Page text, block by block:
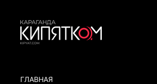
ГЛАВНАЯ